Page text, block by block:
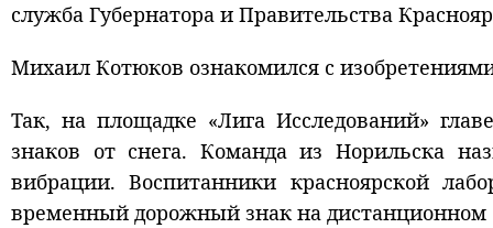
служба Губернатора и Правительства
Михаил Котюков ознакомился с
Так, на площадке «Лига Исследований»
знаков от снега. Команда из Норильска
вибрации. Воспитанники красноярской
временный дорожный знак на дистанционном